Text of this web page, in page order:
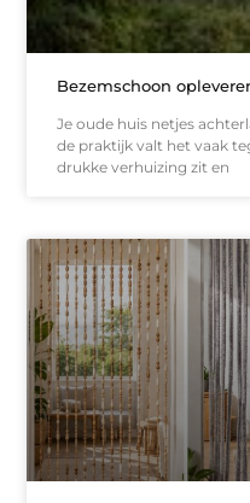
Bezemschoon
Je oude huis netjes
de praktijk valt het vaak
drukke verhuizing zit en